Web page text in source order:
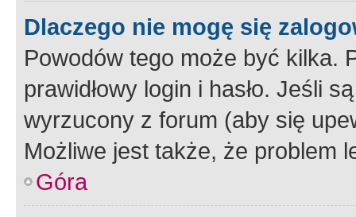
Dlaczego nie mogę się
Powodów tego może być kilka.
prawidłowy login i hasło. Jeśli
wyrzucony z forum (aby się
Możliwe jest także, że problem
Góra